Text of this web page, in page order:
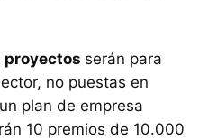
proyectos serán para
no puestas en
plan de empresa
10 premios de 10.000